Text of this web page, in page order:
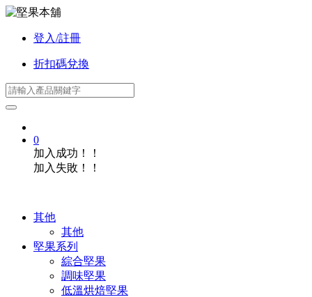
登入/註冊
折扣碼兌換
0
加入成功！！
加入失敗！！
其他
其他
堅果系列
綜合堅果
調味堅果
低溫烘焙堅果